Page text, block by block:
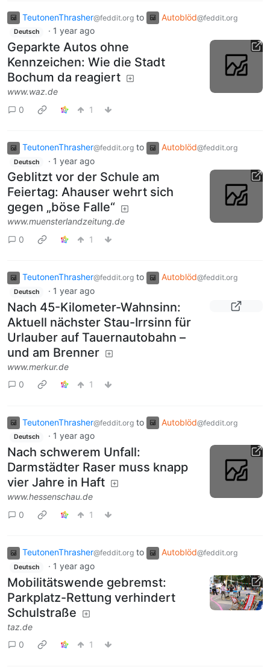
TeutonenThrasher@feddit.org to Autoblöd@feddit.org
Deutsch · 1 year ago
Geparkte Autos ohne
Kennzeichen: Wie die Stadt
Bochum da reagiert
www.waz.de
0
1
TeutonenThrasher@feddit.org to Autoblöd@feddit.org
Deutsch · 1 year ago
Geblitzt vor der Schule am
Feiertag: Ahauser wehrt sich
gegen „böse Falle“
www.muensterlandzeitung.de
0
1
TeutonenThrasher@feddit.org to Autoblöd@feddit.org
Deutsch · 1 year ago
Nach 45-Kilometer-Wahnsinn:
Aktuell nächster Stau-Irrsinn für
Urlauber auf Tauernautobahn –
und am Brenner
www.merkur.de
0
1
TeutonenThrasher@feddit.org to Autoblöd@feddit.org
Deutsch · 1 year ago
Nach schwerem Unfall:
Darmstädter Raser muss knapp
vier Jahre in Haft
www.hessenschau.de
0
1
TeutonenThrasher@feddit.org to Autoblöd@feddit.org
Deutsch · 1 year ago
Mobilitätswende gebremst:
Parkplatz-Rettung verhindert
Schulstraße
taz.de
0
1